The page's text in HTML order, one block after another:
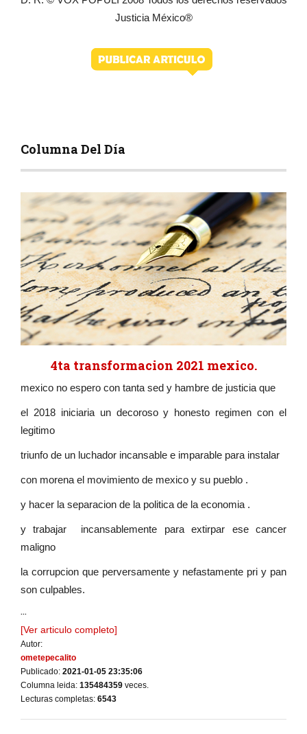
Justicia México®
Columna Del Día
4ta transformacion 2021 mexico.
mexico no espero con tanta sed y hambre de justicia que
el 2018 iniciaria un decoroso y honesto regimen con el
legitimo
triunfo de un luchador incansable e imparable para instalar
con morena el movimiento de mexico y su pueblo .
y hacer la separacion de la politica de la economia .
y trabajar incansablemente para extirpar ese cancer
maligno
la corrupcion que perversamente y nefastamente pri y pan
son culpables.
...
[Ver articulo completo]
Autor:
ometepecalito
Publicado: 2021-01-05 23:35:06
Columna leida: 135484359 veces.
Lecturas completas: 6543